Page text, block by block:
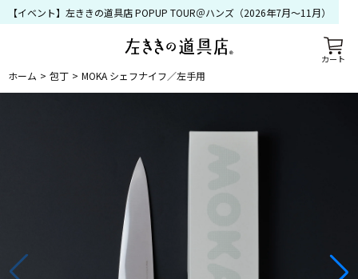
カート
【イベント】左ききの道具店 POPUP TOUR＠ハンズ（2026年7月〜11月）
ホーム 包丁 MOKA シェフナイフ／左手用